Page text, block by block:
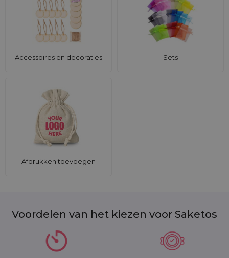
Accessoires en decoraties Sets
Afdrukken toevoegen
Voordelen van het kiezen voor Saketos